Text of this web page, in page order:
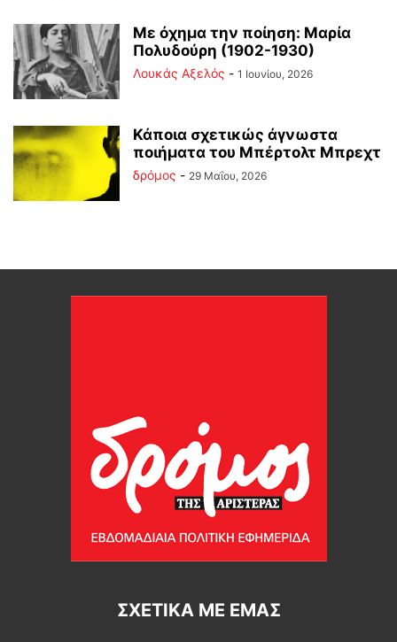
Με όχημα την ποίηση: Μαρία
Πολυδούρη (1902-1930)
Λουκάς Αξελός - 1 Ιουνίου, 2026
Κάποια σχετικώς άγνωστα
ποιήματα του Μπέρτολτ Μπρεχτ
δρόμος - 29 Μαΐου, 2026
ΣΧΕΤΙΚΆ ΜΕ ΕΜΆΣ